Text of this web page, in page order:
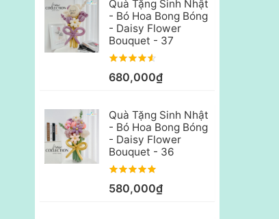
Quà Tặng Sinh Nhật
- Bó Hoa Bong Bóng
- Daisy Flower
Bouquet - 37
680,000₫
Quà Tặng Sinh Nhật
- Bó Hoa Bong Bóng
- Daisy Flower
Bouquet - 36
580,000₫